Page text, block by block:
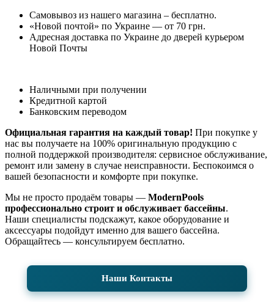
Самовывоз из нашего магазина – бесплатно.
«Новой почтой» по Украине — от 70 грн.
Адресная доставка по Украине до дверей курьером
Новой Почты
Наличными при получении
Кредитной картой
Банковским переводом
Официальная гарантия на каждый товар! При покупке у
нас вы получаете на 100% оригинальную продукцию с
полной поддержкой производителя: сервисное обслуживание,
ремонт или замену в случае неисправности. Беспокоимся о
вашей безопасности и комфорте при покупке.
Мы не просто продаём товары — ModernPools
профессионально строит и обслуживает бассейны.
Наши специалисты подскажут, какое оборудование и
аксессуары подойдут именно для вашего бассейна.
Обращайтесь — консультируем бесплатно.
Наши Контакты